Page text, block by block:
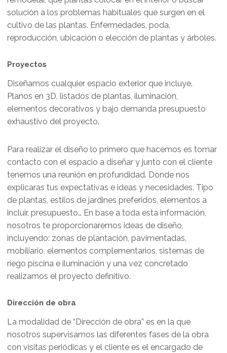
solución a los problemas habituales que surgen en el
cultivo de las plantas. Enfermedades, poda,
reproducción, ubicación o elección de plantas y árboles.
Proyectos
Diseñamos cualquier espacio exterior que incluye.
Planos en 3D, listados de plantas, iluminación,
elementos decorativos y bajo demanda presupuesto
exhaustivo del proyecto.
Para realizar el diseño lo primero que hacemos es tomar
contacto con el espacio a diseñar y junto con el cliente
tenemos una reunión en profundidad. Donde nos
explicaras tus expectativas e ideas y necesidades. Tipo
de plantas, estilos de jardines preferidos, elementos a
incluir, presupuesto… En base a toda esta información,
nosotros te proporcionaremos ideas de diseño,
incluyendo: zonas de plantación, pavimentadas,
mobiliario, elementos complementarios, sistemas de
riego piscina e iluminación y una vez concretado
realizamos el proyecto definitivo.
Dirección de obra
La modalidad de “Dirección de obra” es en la que
nosotros supervisamos las diferentes fases de la obra
con visitas periódicas y el cliente es el encargado de